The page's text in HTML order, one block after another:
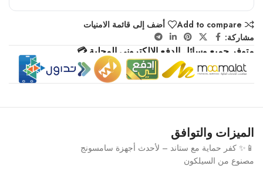
Add to compare
أضف إلى قائمة الامنيات
مشاركة:
متوفر جميع وسائل الدفع الإلكتروني المحلية 💳
الميزات والتوافق
📱✨ كفر حماية مع ستاند – لأحدث أجهزة سامسونج
مصنوع من السيلكون